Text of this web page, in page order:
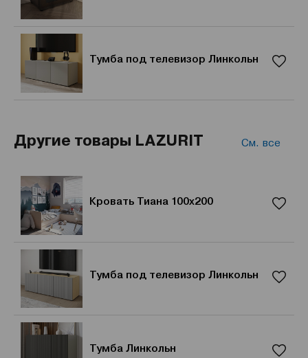
Тумба под телевизор Линкольн
Другие товары LAZURIT См. все
Кровать Тиана 100x200
Тумба под телевизор Линкольн
Тумба Линкольн